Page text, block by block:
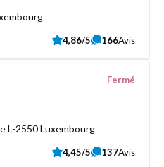
4,86/5 166Avis
L-2550 Luxembourg
Fermé
4,45/5 137Avis